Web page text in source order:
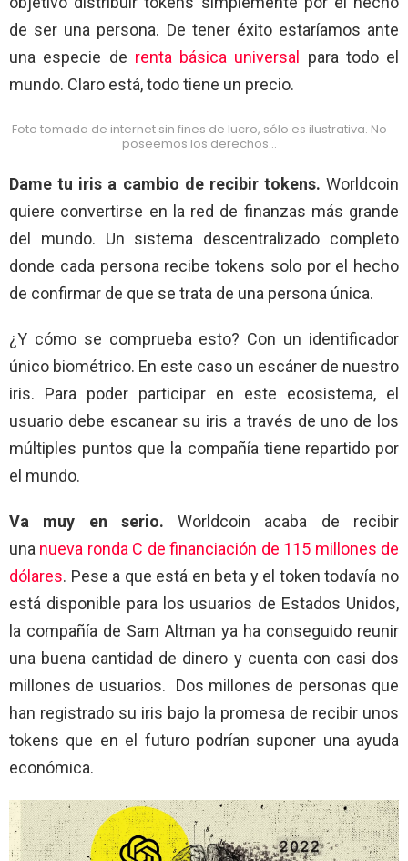
de ser una persona. De tener éxito estaríamos ante
una especie de renta básica universal para todo el
mundo. Claro está, todo tiene un precio.
Foto tomada de internet sin fines de lucro, sólo es ilustrativa. No
poseemos los derechos…
Dame tu iris a cambio de recibir tokens. Worldcoin
quiere convertirse en la red de finanzas más grande
del mundo. Un sistema descentralizado completo
donde cada persona recibe tokens solo por el hecho
de confirmar de que se trata de una persona única.
¿Y cómo se comprueba esto? Con un identificador
único biométrico. En este caso un escáner de nuestro
iris. Para poder participar en este ecosistema, el
usuario debe escanear su iris a través de uno de los
múltiples puntos que la compañía tiene repartido por
el mundo.
Va muy en serio. Worldcoin acaba de recibir
una nueva ronda C de financiación de 115 millones de
dólares. Pese a que está en beta y el token todavía no
está disponible para los usuarios de Estados Unidos,
la compañía de Sam Altman ya ha conseguido reunir
una buena cantidad de dinero y cuenta con casi dos
millones de usuarios. Dos millones de personas que
han registrado su iris bajo la promesa de recibir unos
tokens que en el futuro podrían suponer una ayuda
económica.